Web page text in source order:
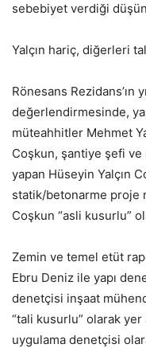
sebebiyet verdiği
Yalçın hariç, diğerleri
Rönesans Rezidans’ın
değerlendirmesinde,
müteahhitler Mehmet
Coşkun, şantiye şefi
yapan Hüseyin Yalçın
statik/betonarme proje
Coşkun “asli kusurlu”
Zemin ve temel etüt
Ebru Deniz ile yapı
denetçisi inşaat
“tali kusurlu” olarak yer
uygulama denetçisi